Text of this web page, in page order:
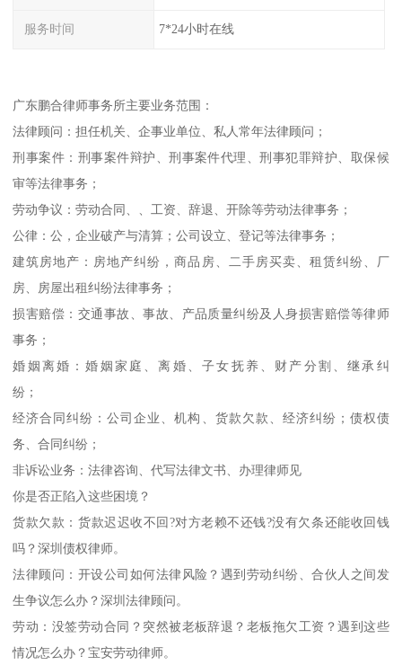
服务时间 7*24小时在线
广东鹏合律师事务所主要业务范围：
法律顾问：担任机关、企事业单位、私人常年法律顾问；
刑事案件：刑事案件辩护、刑事案件代理、刑事犯罪辩护、取保候
审等法律事务；
劳动争议：劳动合同、、工资、辞退、开除等劳动法律事务；
公律：公，企业破产与清算；公司设立、登记等法律事务；
建筑房地产：房地产纠纷，商品房、二手房买卖、租赁纠纷、厂
房、房屋出租纠纷法律事务；
损害赔偿：交通事故、事故、产品质量纠纷及人身损害赔偿等律师
事务；
婚姻离婚：婚姻家庭、离婚、子女抚养、财产分割、继承纠
纷；
经济合同纠纷：公司企业、机构、货款欠款、经济纠纷；债权债
务、合同纠纷；
非诉讼业务：法律咨询、代写法律文书、办理律师见
你是否正陷入这些困境？
货款欠款：货款迟迟收不回?对方老赖不还钱?没有欠条还能收回钱
吗？深圳债权律师。
法律顾问：开设公司如何法律风险？遇到劳动纠纷、合伙人之间发
生争议怎么办？深圳法律顾问。
劳动：没签劳动合同？突然被老板辞退？老板拖欠工资？遇到这些
情况怎么办？宝安劳动律师。